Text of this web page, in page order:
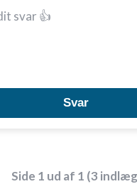
svar 👍
Svar
Side 1 ud af 1 (3